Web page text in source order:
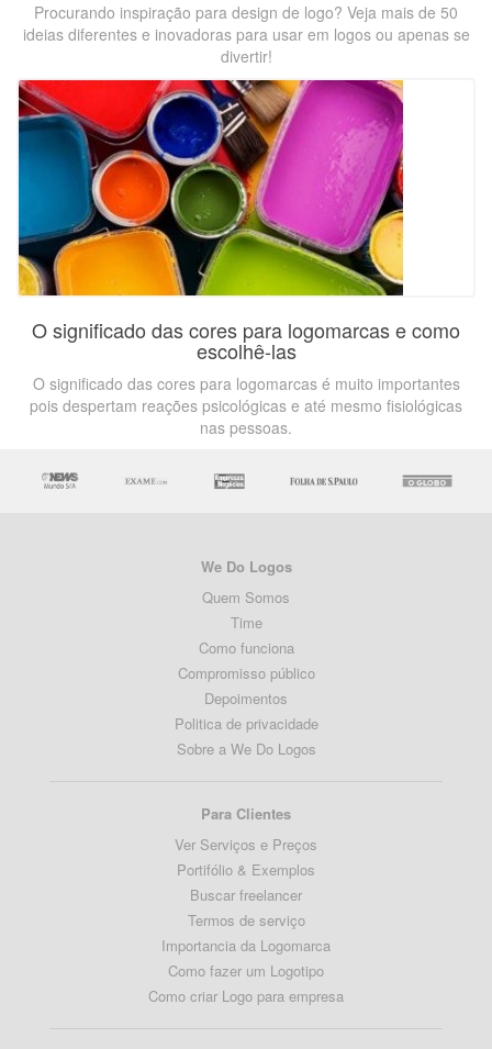
Procurando inspiração para design de logo? Veja mais de 50
ideias diferentes e inovadoras para usar em logos ou apenas se
divertir!
O significado das cores para logomarcas e como
escolhê-las
O significado das cores para logomarcas é muito importantes
pois despertam reações psicológicas e até mesmo fisiológicas
nas pessoas.
We Do Logos
Quem Somos
Time
Como funciona
Compromisso público
Depoimentos
Politica de privacidade
Sobre a We Do Logos
Para Clientes
Ver Serviços e Preços
Portifólio & Exemplos
Buscar freelancer
Termos de serviço
Importancia da Logomarca
Como fazer um Logotipo
Como criar Logo para empresa